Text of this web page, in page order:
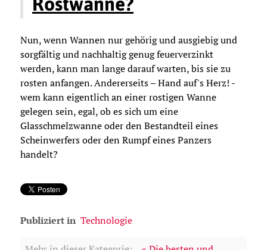
Nun, wenn Wannen nur gehörig und ausgiebig und
sorgfältig und nachhaltig genug feuerverzinkt
werden, kann man lange darauf warten, bis sie zu
rosten anfangen. Andererseits – Hand auf's Herz! -
wem kann eigentlich an einer rostigen Wanne
gelegen sein, egal, ob es sich um eine
Glasschmelzwanne oder den Bestandteil eines
Scheinwerfers oder den Rumpf eines Panzers
handelt?
Publiziert in Technologie